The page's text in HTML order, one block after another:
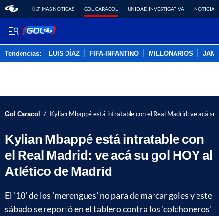
ÚLTIMAS NOTICAS GOL CARACOL UNIDAD INVESTIGATIVA NOTICIAS
Tendencias: LUIS DÍAZ FIFA-INFANTINO MILLONARIOS
Gol Caracol / Kylian Mbappé está intratable con el Real Madrid: ve acá
Kylian Mbappé está intratable con
el Real Madrid: ve acá su gol HOY al
Atlético de Madrid
El '10' de los 'merengues' no para de marcar goles y este
sábado se reportó en el tablero contra los 'colchoneros'